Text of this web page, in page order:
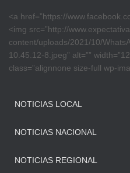
<a href=”https://
<img src=”http://
content/uploads/2021/10/
10.45.12-8.jpeg” alt=””
class=”alignnone size-full wp-
NOTICIAS LOCAL
NOTICIAS NACIONAL
NOTICIAS REGIONAL